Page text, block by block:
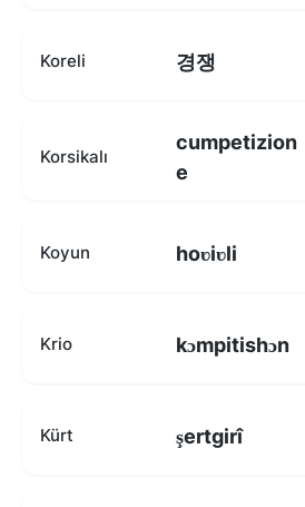
Koreli 경쟁
Korsikalı
cumpetizion
e
Koyun hoʋiʋli
Krio kɔmpitishɔn
Kürt şertgirî